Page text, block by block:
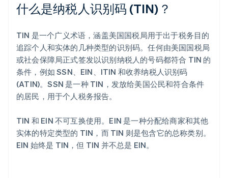
什么是纳税人识别码 (TIN)？
TIN 是一个广义术语，涵盖美国国税局用于出于税务目的
追踪个人和实体的几种类型的识别码。任何由美国国税局
或社会保障局正式签发以识别纳税人的号码都符合 TIN 的
条件，例如 SSN、EIN、ITIN 和收养纳税人识别码
(ATIN)。SSN 是一种 TIN，发放给美国公民和符合条件
的居民，用于个人税务报告。
TIN 和 EIN 不可互换使用。EIN 是一种分配给商家和其他
实体的特定类型的 TIN，而 TIN 则是包含它的总称类别。
EIN 始终是 TIN，但 TIN 并不总是 EIN。